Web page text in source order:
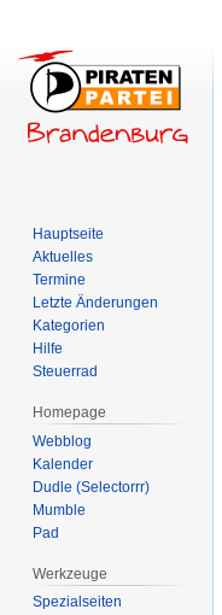
Hauptseite
Aktuelles
Termine
Letzte Änderungen
Kategorien
Hilfe
Steuerrad
Homepage
Webblog
Kalender
Dudle (Selectorrr)
Mumble
Pad
Werkzeuge
Spezialseiten